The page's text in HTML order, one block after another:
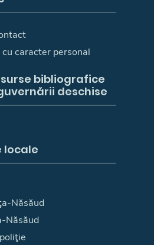
caracter personal
bibliografice
deschise
locale
Năsăud
Năsăud